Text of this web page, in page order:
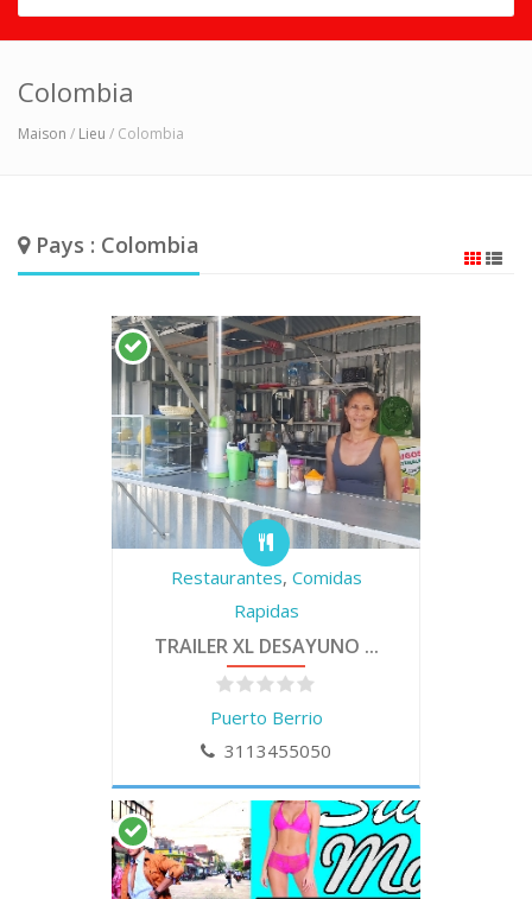
Colombia
Maison / Lieu / Colombia
Pays : Colombia
Restaurantes, Comidas
Rapidas
TRAILER XL DESAYUNO ...
Puerto Berrio
3113455050